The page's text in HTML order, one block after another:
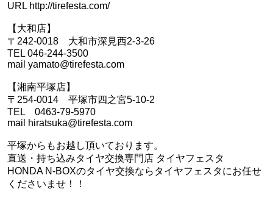
URL http://tirefesta.com/
【大和店】
〒242-0018 大和市深見西2-3-26
TEL 046-244-3500
mail yamato@tirefesta.com
【湘南平塚店】
〒254-0014 平塚市四之宮5-10-2
TEL 0463-79-5970
mail hiratsuka@tirefesta.com
平塚からもお越し頂いております。
直送・持ち込みタイヤ交換専門店 タイヤフェスタ
HONDA N-BOXのタイヤ交換ならタイヤフェスタにお任せ
くださいませ！！